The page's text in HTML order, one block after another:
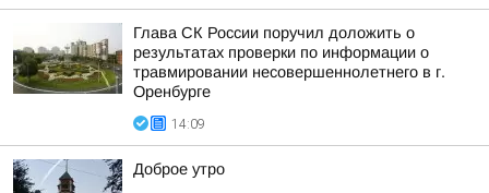
Глава СК России поручил доложить о
результатах проверки по информации о
травмировании несовершеннолетнего в г.
Оренбурге
14:09
Доброе утро